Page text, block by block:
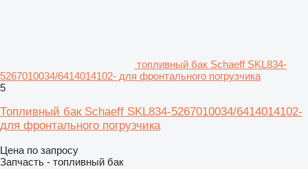
топливный бак Schaeff SKL834-
5267010034/6414014102- для фронтального погрузчика
5
Топливный бак Schaeff SKL834-5267010034/6414014102-
для фронтального погрузчика
Цена по запросу
Запчасть - топливный бак